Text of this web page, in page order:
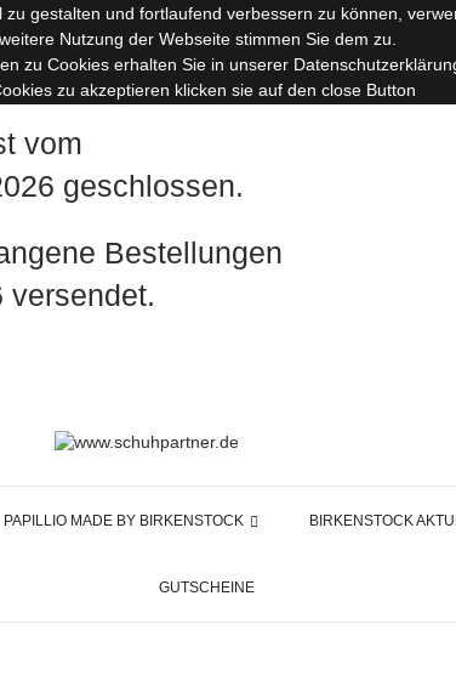
vom
geschlossen.
Bestellungen
versendet.
PAPILLIO MADE BY BIRKENSTOCK BIRKENSTOCK
GUTSCHEINE
gestalten und fortlaufend verbessern zu können,
Nutzung der Webseite stimmen Sie dem zu.
zu Cookies erhalten Sie in unserer
zu akzeptieren klicken sie auf den close Button